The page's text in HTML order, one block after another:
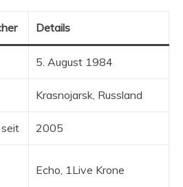
Details
5. August 1984
Krasnojarsk, Russland
seit 2005
Echo, 1Live Krone